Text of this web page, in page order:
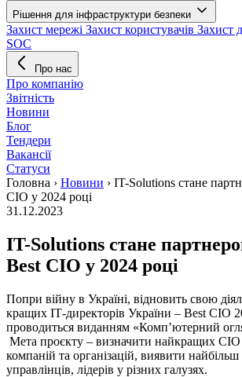
Рішення для інфраструктури безпеки
Захист мережі Захист користувачів Захист
SOC
Про нас
Про компанію
Звітність
Новини
Блог
Тендери
Вакансії
Статуси
Головна › Новини › IT-Solutions стане
CIO у 2024 році
31.12.2023
IT-Solutions стане
Best CIO у 2024 році
Попри війну в Україні, відновить свою
кращих ІТ-директорів України – Best CIO
проводиться виданням «Комп’ютерний
Мета проєкту – визначити найкращих CIO
компаній та організацій, виявити
управлінців, лідерів у різних галузях.